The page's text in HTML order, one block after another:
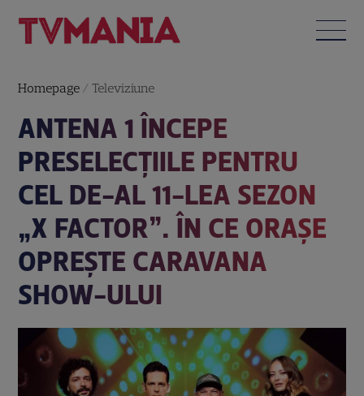
Homepage / Televiziune
ANTENA 1 ÎNCEPE
PRESELECȚIILE PENTRU
CEL DE-AL 11-LEA SEZON
„X FACTOR”. ÎN CE ORAȘE
OPREȘTE CARAVANA
SHOW-ULUI